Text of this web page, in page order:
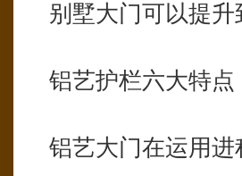
别墅大门可以提升
铝艺护栏六大特点
铝艺大门在运用